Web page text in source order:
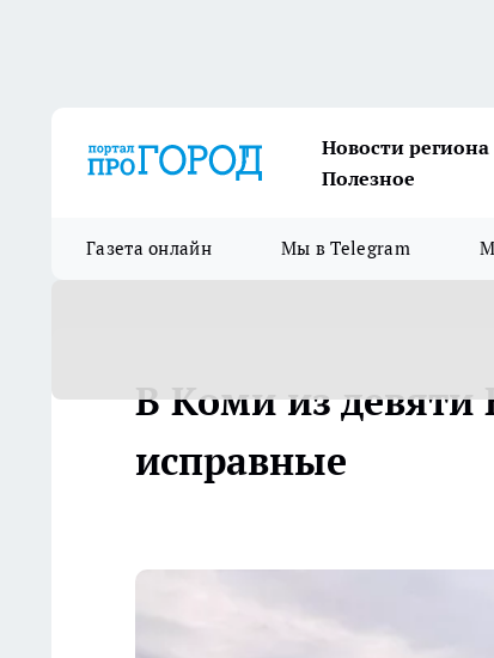
Новости региона
Полезное
Газета онлайн Мы в Telegram
В Коми из девяти
исправные